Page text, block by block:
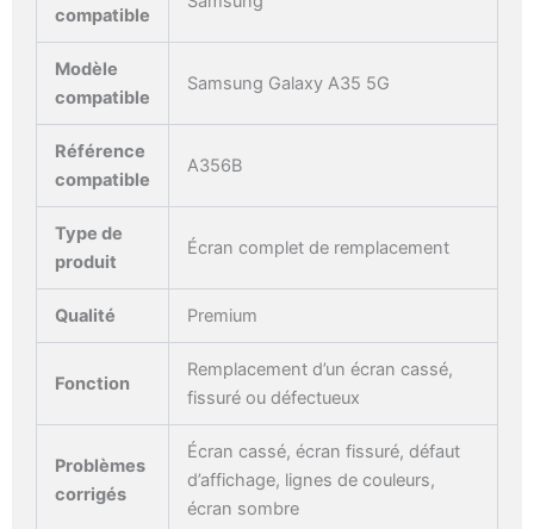
compatible
Modèle
compatible
Samsung Galaxy A35 5G
Référence
compatible
A356B
Type de
produit
Écran complet de remplacement
Qualité Premium
Fonction
Remplacement d’un écran cassé,
fissuré ou défectueux
Problèmes
corrigés
Écran cassé, écran fissuré, défaut
d’affichage, lignes de couleurs,
écran sombre